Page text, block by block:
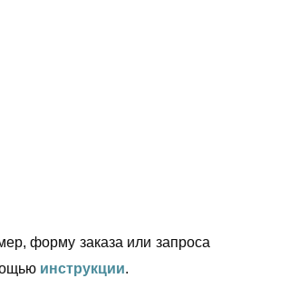
форму заказа или запроса
инструкции.